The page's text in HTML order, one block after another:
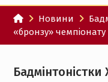
Новини
«бронзу»